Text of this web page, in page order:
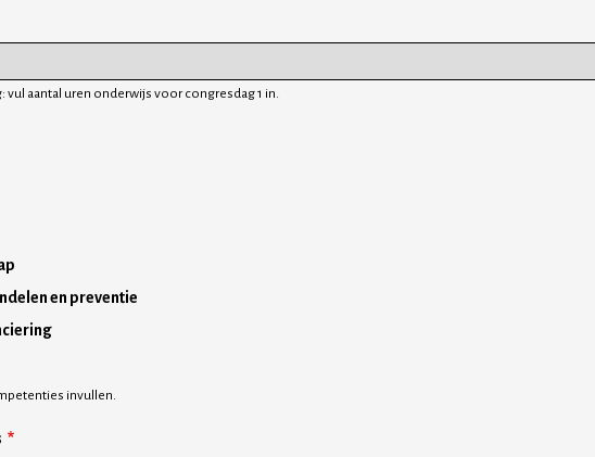
aantal uren onderwijs voor congresdag 1 in.
en preventie
invullen.